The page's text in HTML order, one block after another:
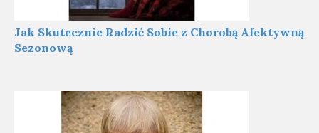
Jak Skutecznie Radzić Sobie z Chorobą Afektywną
Sezonową